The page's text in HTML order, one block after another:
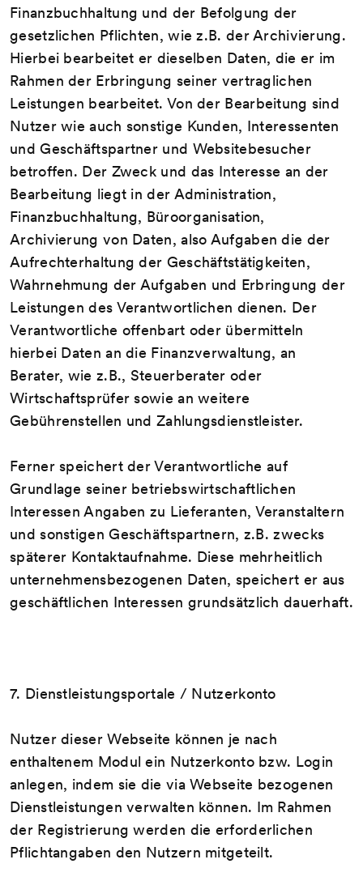
Finanzbuchhaltung und der Befolgung der
gesetzlichen Pflichten, wie z.B. der Archivierung.
Hierbei bearbeitet er dieselben Daten, die er im
Rahmen der Erbringung seiner vertraglichen
Leistungen bearbeitet. Von der Bearbeitung sind
Nutzer wie auch sonstige Kunden, Interessenten
und Geschäftspartner und Websitebesucher
betroffen. Der Zweck und das Interesse an der
Bearbeitung liegt in der Administration,
Finanzbuchhaltung, Büroorganisation,
Archivierung von Daten, also Aufgaben die der
Aufrechterhaltung der Geschäftstätigkeiten,
Wahrnehmung der Aufgaben und Erbringung der
Leistungen des Verantwortlichen dienen. Der
Verantwortliche offenbart oder übermitteln
hierbei Daten an die Finanzverwaltung, an
Berater, wie z.B., Steuerberater oder
Wirtschaftsprüfer sowie an weitere
Gebührenstellen und Zahlungsdienstleister.
Ferner speichert der Verantwortliche auf
Grundlage seiner betriebswirtschaftlichen
Interessen Angaben zu Lieferanten, Veranstaltern
und sonstigen Geschäftspartnern, z.B. zwecks
späterer Kontaktaufnahme. Diese mehrheitlich
unternehmensbezogenen Daten, speichert er aus
geschäftlichen Interessen grundsätzlich dauerhaft.
7. Dienstleistungsportale / Nutzerkonto
Nutzer dieser Webseite können je nach
enthaltenem Modul ein Nutzerkonto bzw. Login
anlegen, indem sie die via Webseite bezogenen
Dienstleistungen verwalten können. Im Rahmen
der Registrierung werden die erforderlichen
Pflichtangaben den Nutzern mitgeteilt.